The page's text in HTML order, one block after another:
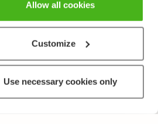
Allow all cookies
Customize
Use necessary cookies only